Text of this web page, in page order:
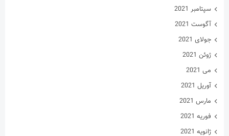
سپتامبر 2021
آگوست 2021
جولای 2021
ژوئن 2021
می 2021
آوریل 2021
مارس 2021
فوریه 2021
ژانویه 2021